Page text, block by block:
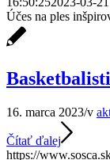
Účes na ples
16. marca 2023/v
Čítať ďalej
https://